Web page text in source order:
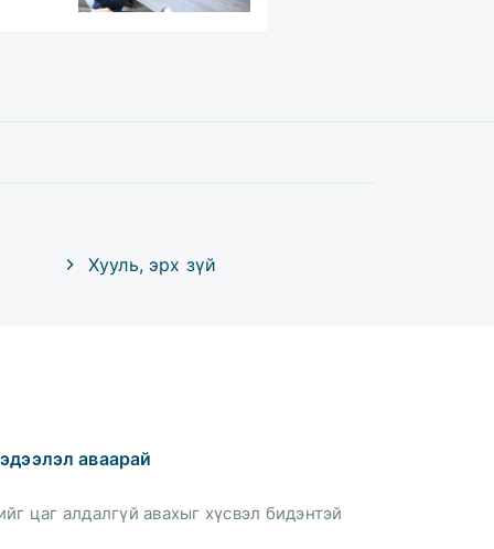
Хууль, эрх зүй
аваарай
цаг алдалгүй авахыг хүсвэл бидэнтэй